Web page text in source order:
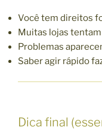
Você tem direitos
Muitas lojas
Problemas
Saber agir rápido
Dica final